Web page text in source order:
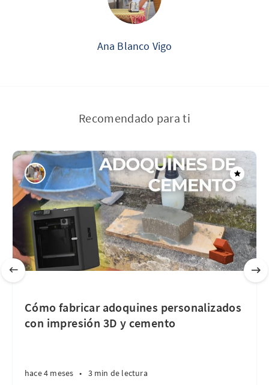
Ana Blanco Vigo
Recomendado para ti
Cómo fabricar adoquines personalizados
con impresión 3D y cemento
hace 4 meses • 3 min de lectura